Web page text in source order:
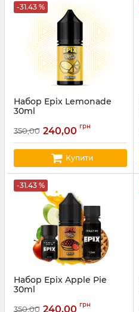
-31.43 %
Набор Epix Lemonade
30ml
350,00 240,00 грн
Купити
-31.43 %
Набор Epix Apple Pie
30ml
350,00 240,00 грн